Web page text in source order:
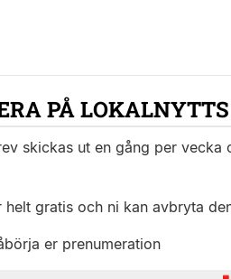
PÅ
skickas ut en gång per
helt gratis och ni kan avbryta
er prenumeration